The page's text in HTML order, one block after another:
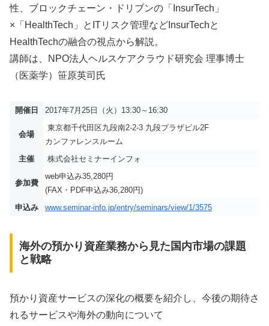
性、ブロックチェーン・ドリブンの「InsurTech」
×「HealthTech」とITリスク管理などInsurTechと
HealthTechの融合の視点から解説。
講師は、NPO法人ヘルスケアクラウド研究会 理事博士
（医薬学）笹原英司氏
開催日 2017年7月25日（火）13:30～16:30
会場
東京都千代田区九段南2-2-3 九段プラザビル2F
カンファレンスルーム
主催
株式会社セミナーインフォ
参加費
web申込み35,280円
(FAX・PDF申込み36,280円)
申込み
www.seminar-info.jp/entry/seminars/view/1/3575
海外の預かり資産業務から見た国内市場の課題
と戦略
預かり資産サービスの深化の概要を紹介し、今後の期待さ
れるサービスや海外の動向について